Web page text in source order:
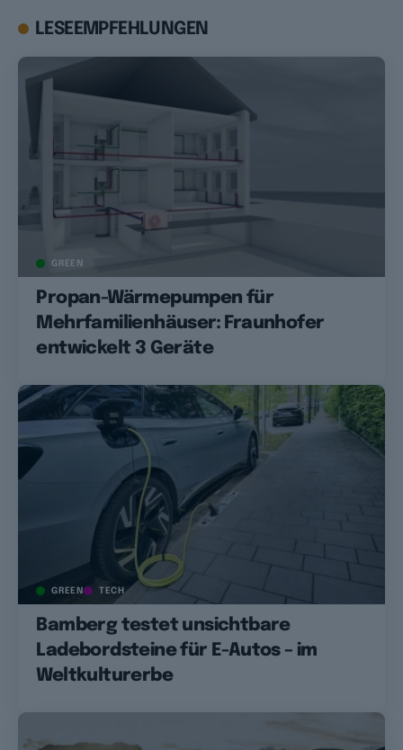
LESEEMPFEHLUNGEN
GREEN
Propan-Wärmepumpen für
Mehrfamilienhäuser: Fraunhofer
entwickelt 3 Geräte
GREEN TECH
Bamberg testet unsichtbare
Ladebordsteine für E-Autos – im
Weltkulturerbe